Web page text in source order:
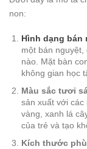
non:
Hình dạng bán
một bán
nào. Mặt bàn
không gian học
Màu sắc tươi
sản xuất với các
vàng, xanh lá
của trẻ và tạo
Kích thước